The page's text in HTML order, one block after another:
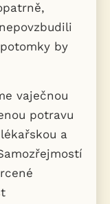
by
vaječnou
potravu
a